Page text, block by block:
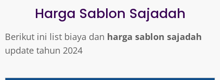
Harga Sablon Sajadah
Berikut ini list biaya dan harga sablon sajadah
update tahun 2024